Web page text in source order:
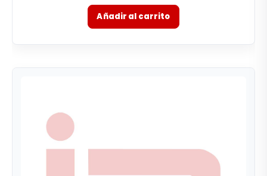
Añadir al carrito